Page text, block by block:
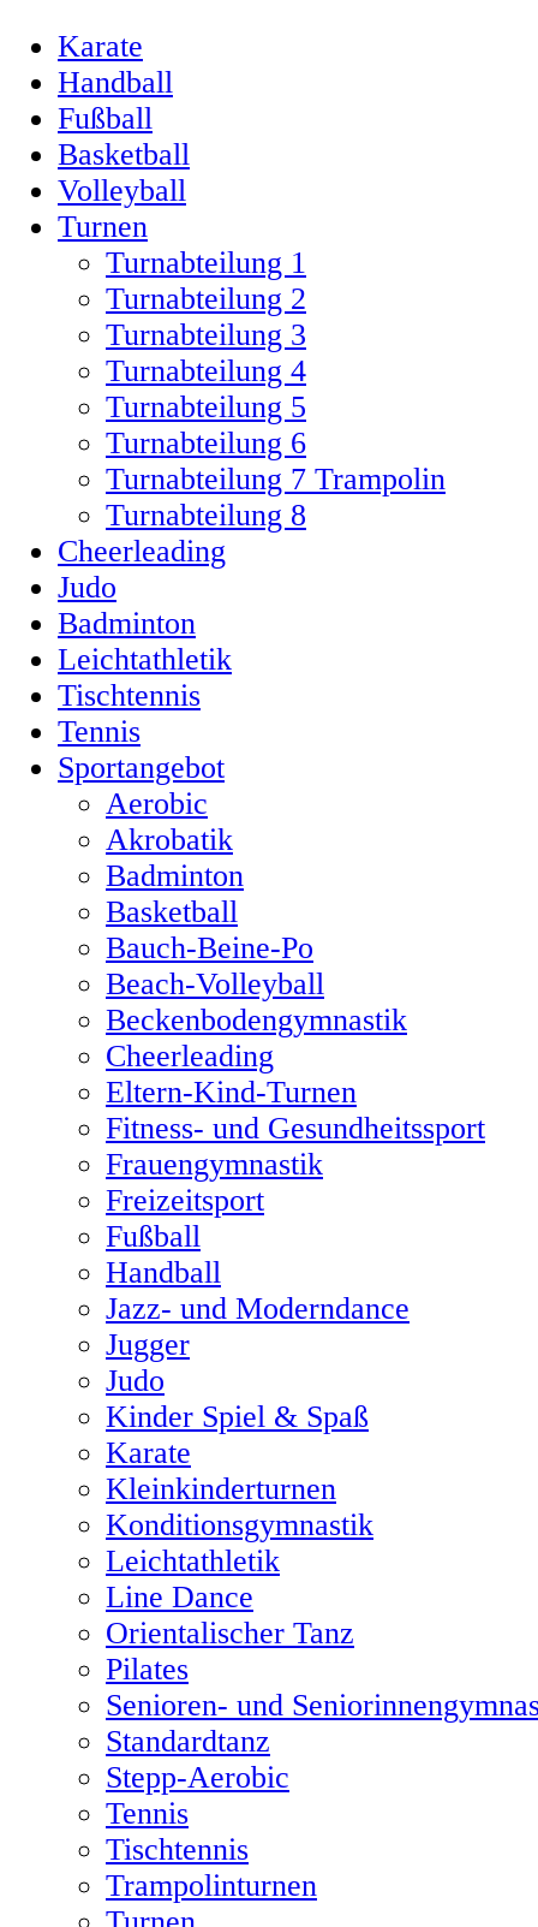
Karate
Handball
Fußball
Basketball
Volleyball
Turnen
Turnabteilung 1
Turnabteilung 2
Turnabteilung 3
Turnabteilung 4
Turnabteilung 5
Turnabteilung 6
Turnabteilung 7 Trampolin
Turnabteilung 8
Cheerleading
Judo
Badminton
Leichtathletik
Tischtennis
Tennis
Sportangebot
Aerobic
Akrobatik
Badminton
Basketball
Bauch-Beine-Po
Beach-Volleyball
Beckenbodengymnastik
Cheerleading
Eltern-Kind-Turnen
Fitness- und Gesundheitssport
Frauengymnastik
Freizeitsport
Fußball
Handball
Jazz- und Moderndance
Jugger
Judo
Kinder Spiel & Spaß
Karate
Kleinkinderturnen
Konditionsgymnastik
Leichtathletik
Line Dance
Orientalischer Tanz
Pilates
Senioren- und
Standardtanz
Stepp-Aerobic
Tennis
Tischtennis
Trampolinturnen